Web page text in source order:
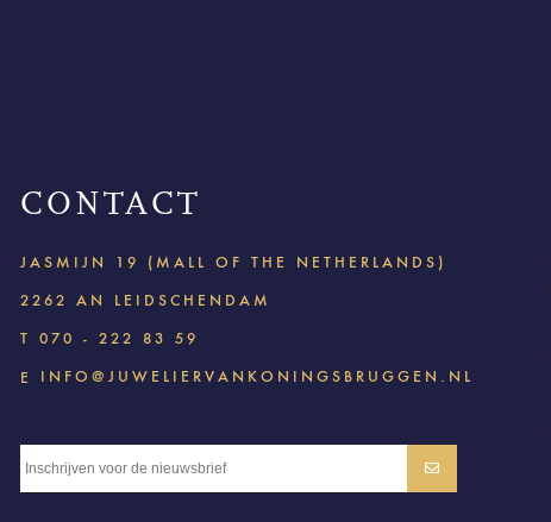
CONTACT
JASMIJN 19 (MALL OF THE NETHERLANDS)
2262 AN LEIDSCHENDAM
T 070 - 222 83 59
E INFO@JUWELIERVANKONINGSBRUGGEN.NL